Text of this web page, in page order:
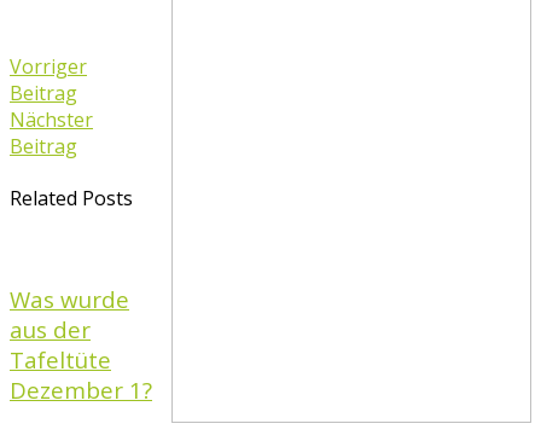
Vorriger
Beitrag
Nächster
Beitrag
Related Posts
Was wurde
aus der
Tafeltüte
Dezember 1?